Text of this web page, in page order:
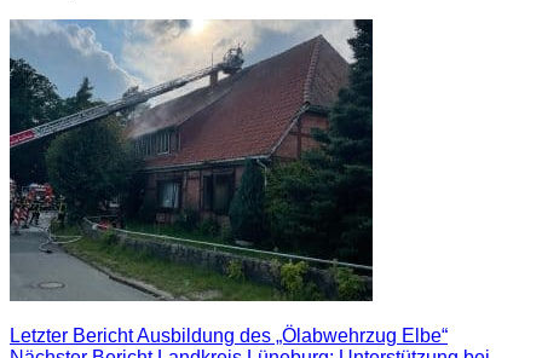
Letzter BerichtAusbildung des „Ölabwehrzug Elbe“